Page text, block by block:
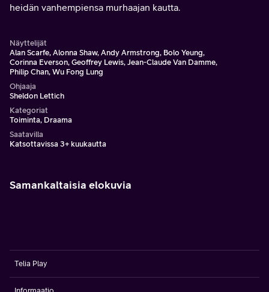
heidän vanhempiensa murhaajan kautta.
Näyttelijät
Alan Scarfe, Alonna Shaw, Andy Armstrong, Bolo Yeung,
Corinna Everson, Geoffrey Lewis, Jean-Claude Van Damme,
Philip Chan, Wu Fong Lung
Ohjaaja
Sheldon Lettich
Kategoriat
Toiminta, Draama
Saatavilla
Katsottavissa 3+ kuukautta
Samankaltaisia elokuvia
Telia Play